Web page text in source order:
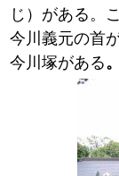
じ）がある。
今川義元の首
今川塚がある。